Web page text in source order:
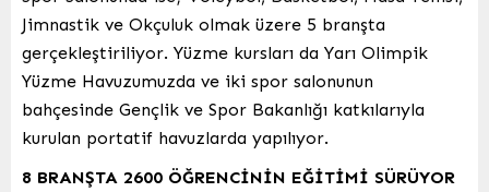
Jimnastik ve Okçuluk olmak üzere 5 branşta
gerçekleştiriliyor. Yüzme kursları da Yarı Olimpik
Yüzme Havuzumuzda ve iki spor salonunun
bahçesinde Gençlik ve Spor Bakanlığı katkılarıyla
kurulan portatif havuzlarda yapılıyor.
8 BRANŞTA 2600 ÖĞRENCİNİN EĞİTİMİ SÜRÜYOR